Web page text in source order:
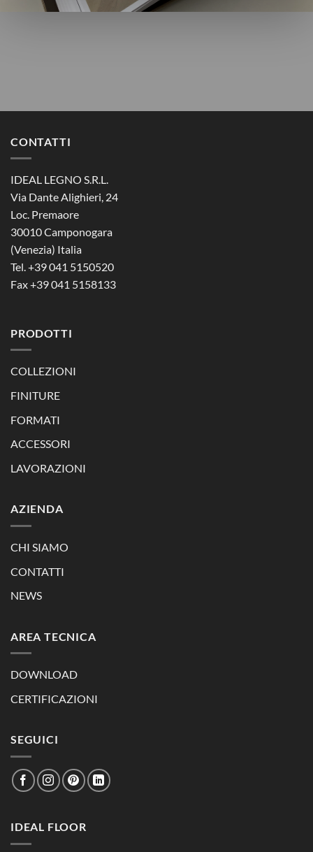
CONTATTI
IDEAL LEGNO S.R.L.
Via Dante Alighieri, 24
Loc. Premaore
30010 Camponogara
(Venezia) Italia
Tel. +39 041 5150520
Fax +39 041 5158133
PRODOTTI
COLLEZIONI
FINITURE
FORMATI
ACCESSORI
LAVORAZIONI
AZIENDA
CHI SIAMO
CONTATTI
NEWS
AREA TECNICA
DOWNLOAD
CERTIFICAZIONI
SEGUICI
IDEAL FLOOR